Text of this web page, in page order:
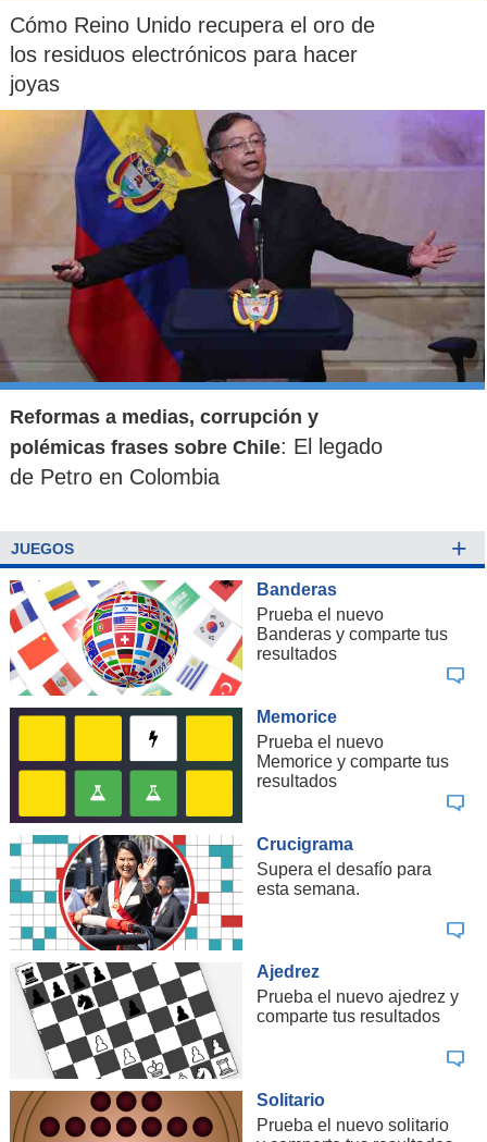
Cómo Reino Unido recupera el oro de
los residuos electrónicos para hacer
joyas
Reformas a medias, corrupción y
polémicas frases sobre Chile: El legado
de Petro en Colombia
JUEGOS +
Banderas
Prueba el nuevo
Banderas y comparte tus
resultados
Memorice
Prueba el nuevo
Memorice y comparte tus
resultados
Crucigrama
Supera el desafío para
esta semana.
Ajedrez
Prueba el nuevo ajedrez y
comparte tus resultados
Solitario
Prueba el nuevo solitario